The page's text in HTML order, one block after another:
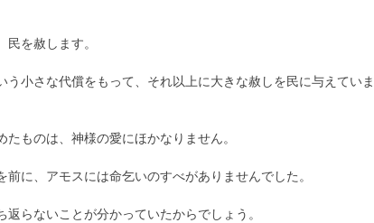
を赦します。
小さな代償をもって、それ以上に大きな赦しを民に与えていま
ものは、神様の愛にほかなりません。
に、アモスには命乞いのすべがありませんでした。
らないことが分かっていたからでしょう。